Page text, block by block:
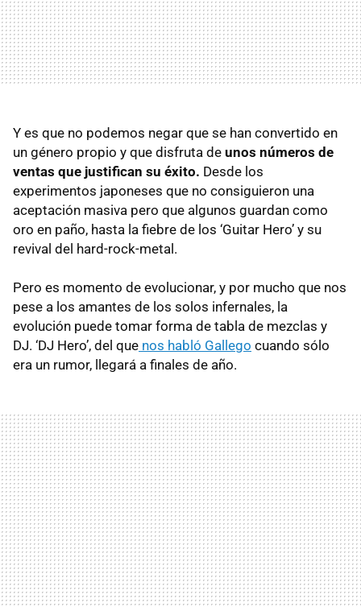
Y es que no podemos negar que se han convertido en
un género propio y que disfruta de unos números de
ventas que justifican su éxito. Desde los
experimentos japoneses que no consiguieron una
aceptación masiva pero que algunos guardan como
oro en paño, hasta la fiebre de los ‘Guitar Hero’ y su
revival del hard-rock-metal.
Pero es momento de evolucionar, y por mucho que nos
pese a los amantes de los solos infernales, la
evolución puede tomar forma de tabla de mezclas y
DJ. ‘DJ Hero’, del que nos habló Gallego cuando sólo
era un rumor, llegará a finales de año.